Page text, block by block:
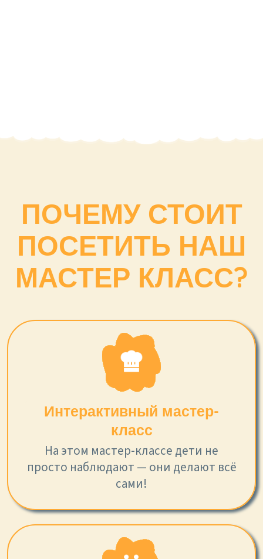
ПОЧЕМУ СТОИТ
ПОСЕТИТЬ НАШ
МАСТЕР КЛАСС?
Интерактивный мастер-
класс
На этом мастер-классе дети не
просто наблюдают — они делают всё
сами!